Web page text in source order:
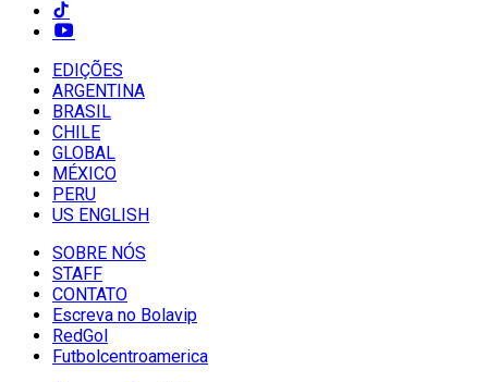
EDIÇÕES
ARGENTINA
BRASIL
CHILE
GLOBAL
MÉXICO
PERU
US ENGLISH
SOBRE NÓS
STAFF
CONTATO
Escreva no Bolavip
RedGol
Futbolcentroamerica